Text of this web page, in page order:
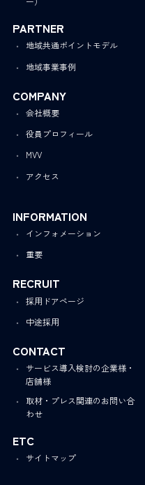
PARTNER
地域共通ポイントモデル
地域事業事例
COMPANY
会社概要
役員プロフィール
MVV
アクセス
INFORMATION
インフォメーション
重要
RECRUIT
採用ドアページ
中途採用
CONTACT
サービス導入検討の企業様・
店舗様
取材・プレス関連のお問い合
わせ
ETC
サイトマップ